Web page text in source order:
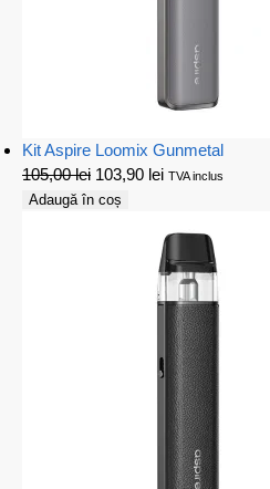
Kit Aspire Loomix Gunmetal
105,00lei 103,90 lei TVA inclus
Adaugă în coș